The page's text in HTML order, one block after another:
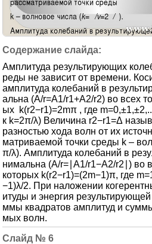
Амплитуда результирующих
реды не зависит от времени.
амплитуда колебаний в
альна (A/r=A1/r1+A2/r2) во всех
ых k(r2−r1)=2mπ , где
к k=2π/λ) Величина r2−r1=Δ
разностью хода волн от их
матриваемой точки среды k –
π/λ). Амплитуда колебаний в
нимальна (A/r=∣A1/r1−A2/r2∣) во
которых k(r2−r1)=(2m−1)π, где
−1)λ/2. При наложении
итуды и энергия
ммы квадратов амплитуд и
мых волн.
6